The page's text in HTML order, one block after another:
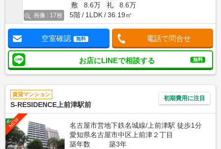
画像 : 17枚
敷
8.6万 礼
8.6万
5階
1LDK 36.19㎡
空室確認 無料 電話で問合せ
お店にLINEで相談する 無料
賃貸マンション
S-RESIDENCE上前津駅前
初期費用に注目
NEW
名古屋市営地下鉄名城線/上前津駅 徒歩1分
愛知県名古屋市中区上前津２丁目
築年数
築3年